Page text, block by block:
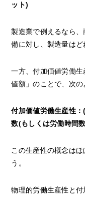
ット)
製造業で例えるなら
備に対し、製造量はど
一方、付加価値労働
値額」のことで、次の
付加価値労働生産性
数(もしくは労働時間
この生産性の概念は
う。
物理的労働生産性と